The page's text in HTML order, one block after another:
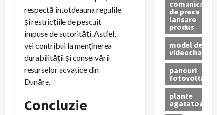
respectă întotdeauna regulile
și restricțiile de pescuit
impuse de autorități. Astfel,
vei contribui la menținerea
durabilității și conservării
resurselor acvatice din
Dunăre.
Concluzie
comunicat
de presa
lansare
produs
model de
videochat
panouri
fotovoltaice
plante
agatatoare